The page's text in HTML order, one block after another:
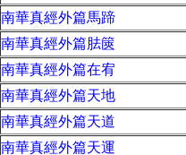
南華真經外篇馬蹄
南華真經外篇胠篋
南華真經外篇在宥
南華真經外篇天地
南華真經外篇天道
南華真經外篇天運